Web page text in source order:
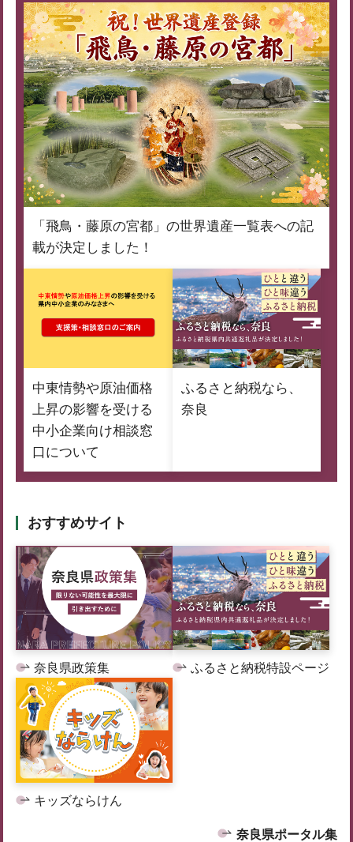
「飛鳥・藤原の宮都」の世界遺産一覧表への記
載が決定しました！
中東情勢や原油価格
上昇の影響を受ける
中小企業向け相談窓
口について
ふるさと納税なら、
奈良
おすすめサイト
奈良県政策集 ふるさと納税特設ページ
キッズならけん
奈良県ポータル集